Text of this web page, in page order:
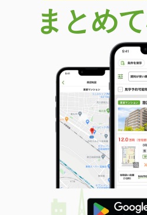
岐阜県大垣市昼飯町
価 格
4.20万円
岐阜県大
51.66m²
間取り
2LDK
岐阜県安八郡安八町城２丁目
価 格
3.90万円
住 所
岐阜県安
専有面積 29.75m²
間取り
ワンルーム
岐阜県大垣市小泉町
価 格
4.80万円
まとめ